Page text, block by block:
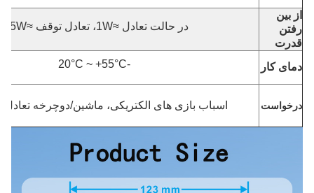
از بین
رفتن
قدرت
در حالت تعادل ≈1W، تعادل توقف ≈0.5W
دمای کار -20°C ~ +55°C
درخواست اسباب بازی های الکتریکی، ماشین/دوچرخه تعادل